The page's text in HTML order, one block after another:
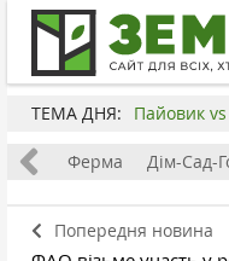
ТЕМА ДНЯ: Пайовик
Бізнес Ферма Дім-Сад-
Попередня новина